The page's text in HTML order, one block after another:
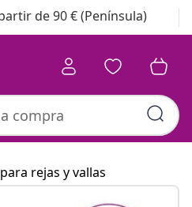
de 90 € (Península)
rejas y vallas